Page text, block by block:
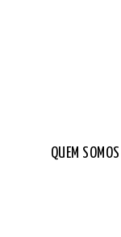
QUEM SOMOS